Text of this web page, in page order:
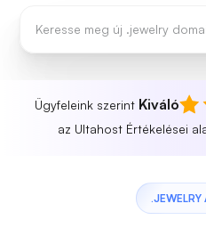
Ügyfeleink szerint Kiváló
az Ultahost Értékelései
.JEWELRY